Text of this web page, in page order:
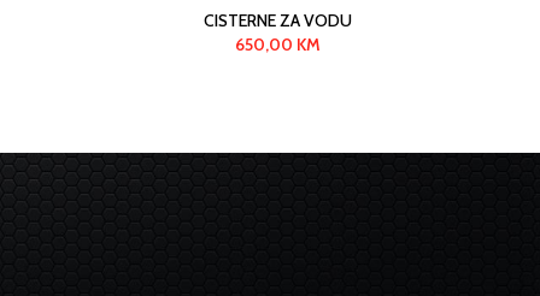
CISTERNE ZA VODU
650,00 KM